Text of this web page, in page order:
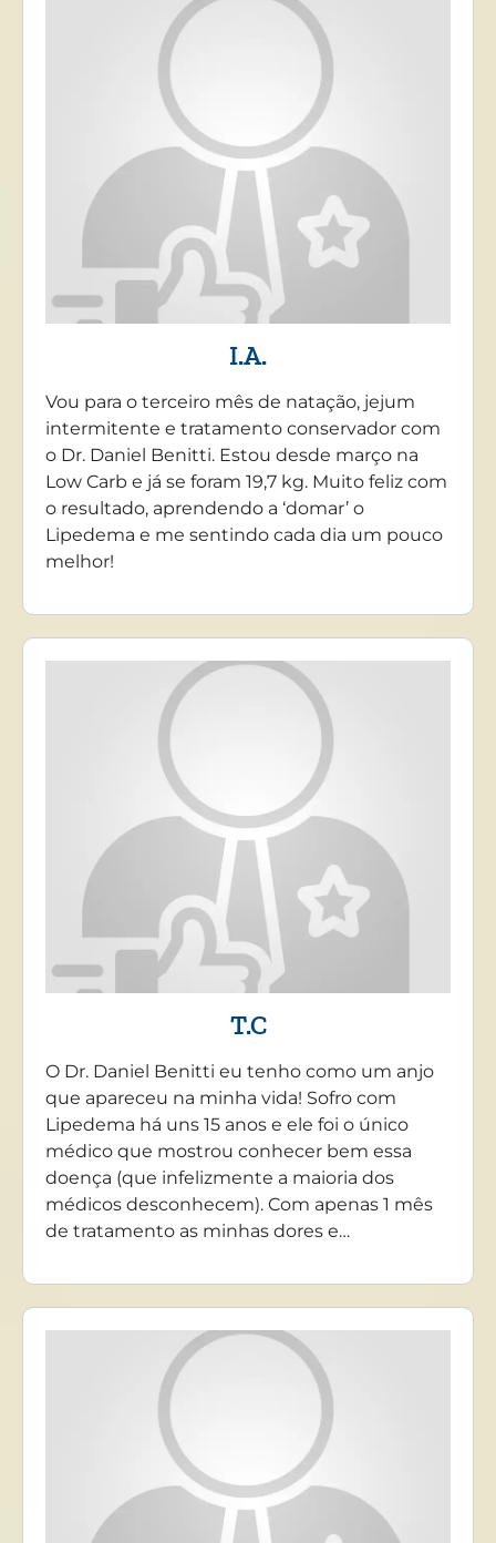
I.A.
Vou para o terceiro mês de natação, jejum
intermitente e tratamento conservador com
o Dr. Daniel Benitti. Estou desde março na
Low Carb e já se foram 19,7 kg. Muito feliz com
o resultado, aprendendo a ‘domar’ o
Lipedema e me sentindo cada dia um pouco
melhor!
T.C
O Dr. Daniel Benitti eu tenho como um anjo
que apareceu na minha vida! Sofro com
Lipedema há uns 15 anos e ele foi o único
médico que mostrou conhecer bem essa
doença (que infelizmente a maioria dos
médicos desconhecem). Com apenas 1 mês
de tratamento as minhas dores e…